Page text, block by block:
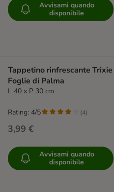
Avvisami quando
disponibile
Tappetino rinfrescante Trixie
Foglie di Palma
L 40 x P 30 cm
3,99 €
Rating: 4/5 (4)
Avvisami quando
disponibile